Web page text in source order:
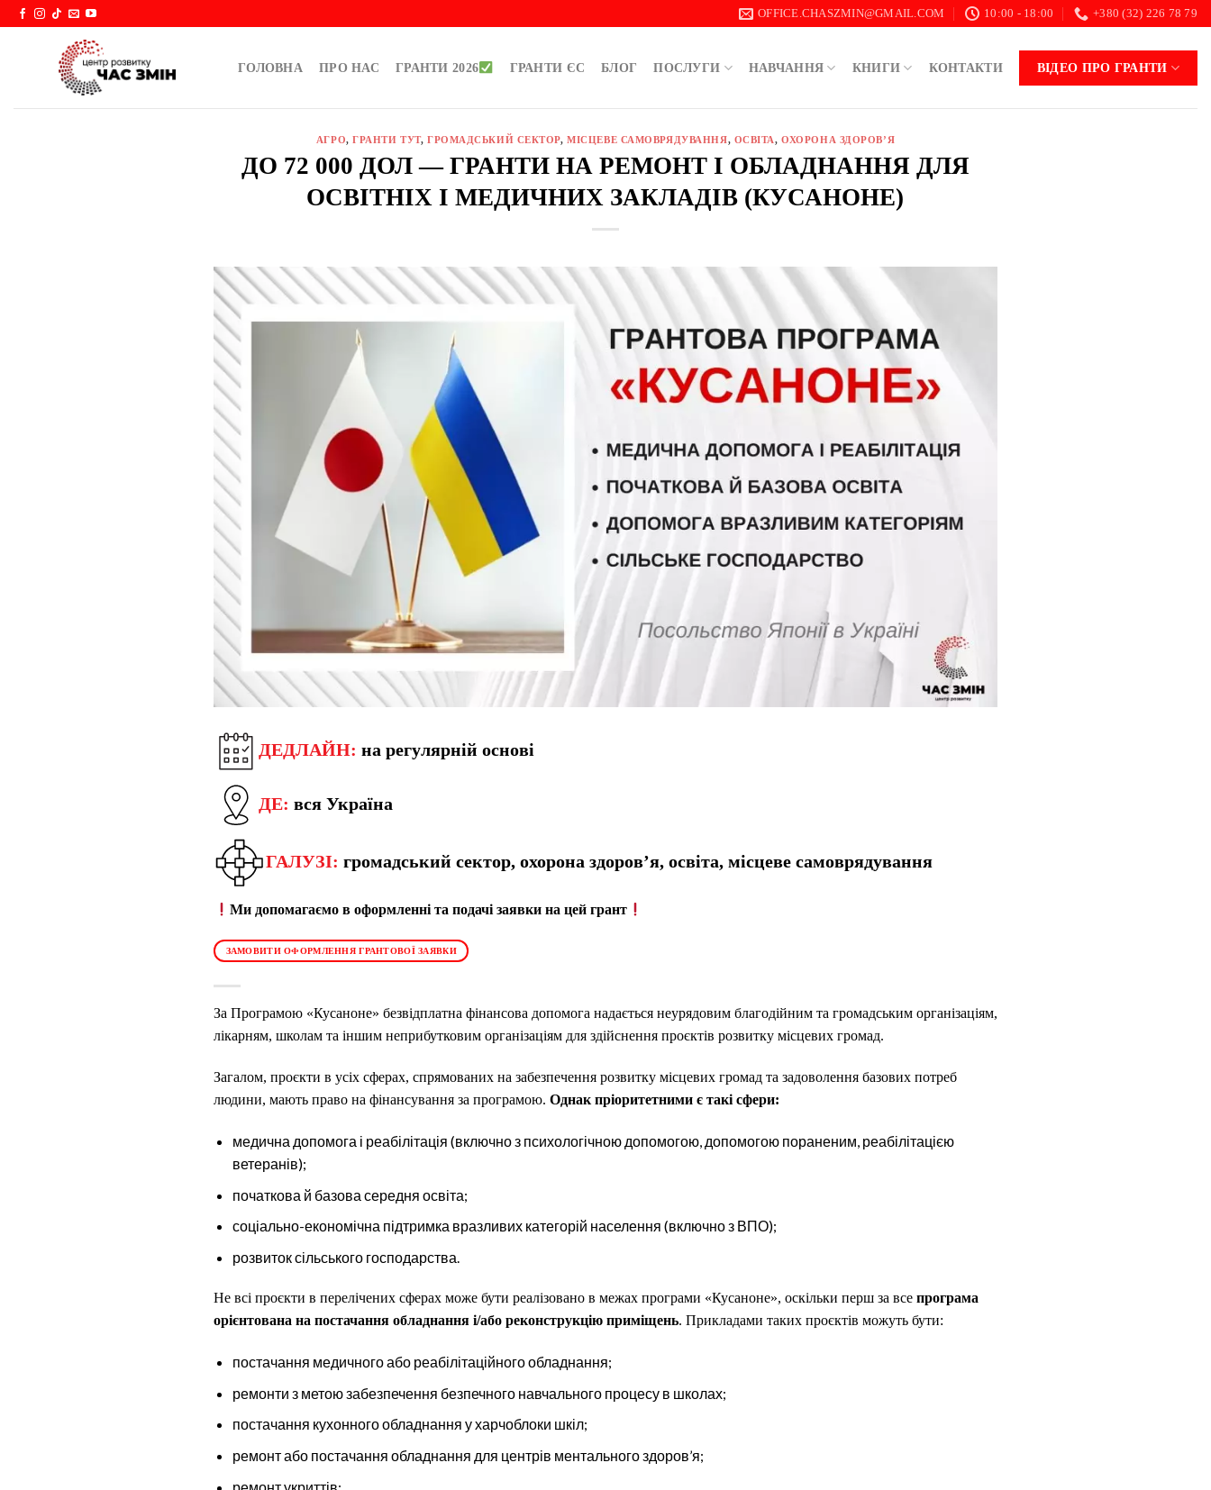
Skip
OFFICE.CHASZMIN@GMAIL.COM 10:00 - 18:00 +380 (32) 226 78 79
ГОЛОВНА ПРО НАС ГРАНТИ 2026 ГРАНТИ ЄС БЛОГ ПОСЛУГИ НАВЧАННЯ КНИГИ КОНТАКТИ ВІДЕО ПРО ГРАНТИ
АГРО,ГРАНТИ ТУТ, ГРОМАДСЬКИЙ СЕКТОР,МІСЦЕВЕ САМОВРЯДУВАННЯ, ОСВІТА,ОХОРОНА ЗДОРОВ’Я
ДО 72 000 ДОЛ — ГРАНТИ НА РЕМОНТ І ОБЛАДНАННЯ ДЛЯ
ОСВІТНІХ І МЕДИЧНИХ ЗАКЛАДІВ (КУСАНОНЕ)
ДЕДЛАЙН: на регулярній основі
ДЕ: вся Україна
ГАЛУЗІ: громадський сектор, охорона здоров’я, освіта, місцеве самоврядування
Ми допомагаємо в оформленні та подачі заявки на цей грант
ЗАМОВИТИ ОФОРМЛЕННЯ ГРАНТОВОЇ ЗАЯВКИ
За Програмою «Кусаноне» безвідплатна фінансова допомога надається неурядовим благодійним та громадським організаціям,
лікарням, школам та іншим неприбутковим організаціям для здійснення проєктів розвитку місцевих громад.
Загалом, проєкти в усіх сферах, спрямованих на забезпечення розвитку місцевих громад та задоволення базових потреб
людини, мають право на фінансування за програмою. Однак пріоритетними є такі сфери:
медична допомога і реабілітація (включно з психологічною допомогою, допомогою пораненим, реабілітацією
ветеранів);
початкова й базова середня освіта;
соціально-економічна підтримка вразливих категорій населення (включно з ВПО);
розвиток сільського господарства.
Не всі проєкти в перелічених сферах може бути реалізовано в межах програми «Кусаноне», оскільки перш за все програма
орієнтована на постачання обладнання і/або реконструкцію приміщень. Прикладами таких проєктів можуть бути:
постачання медичного або реабілітаційного обладнання;
ремонти з метою забезпечення безпечного навчального процесу в школах;
постачання кухонного обладнання у харчоблоки шкіл;
ремонт або постачання обладнання для центрів ментального здоров’я;
ремонт укриттів;